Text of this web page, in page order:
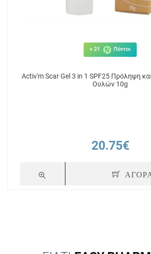
+ 21 Πόντοι
Activ'm Scar Gel 3 in 1 SPF25 Πρόληψη
Ουλών 10g
20.75€
ΑΓΟΡΑ